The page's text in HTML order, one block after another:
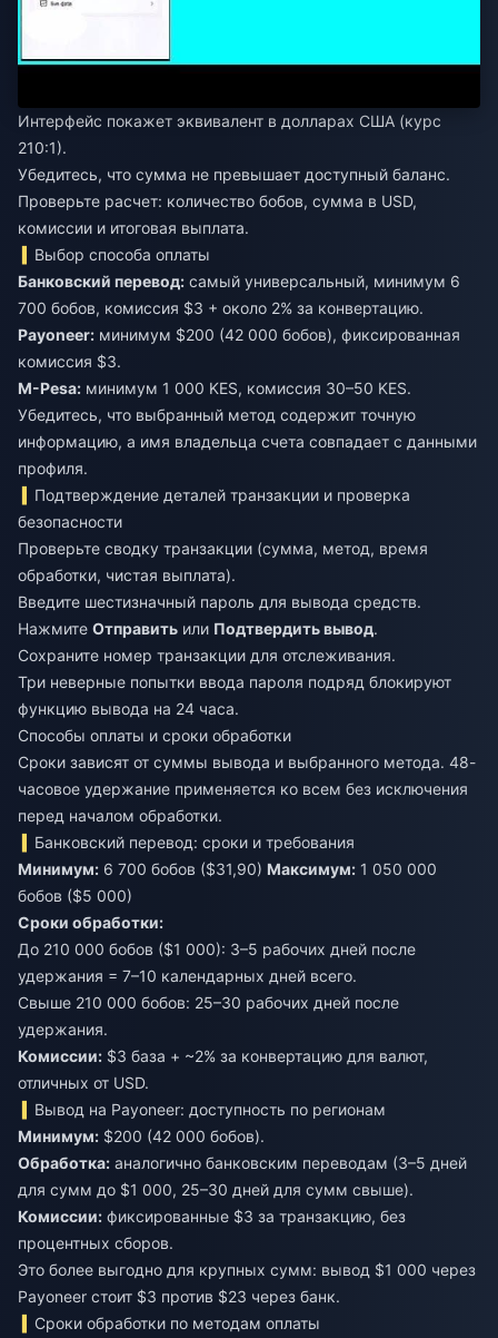
Интерфейс покажет эквивалент в долларах США (курс
210:1).
Убедитесь, что сумма не превышает доступный баланс.
Проверьте расчет: количество бобов, сумма в USD,
комиссии и итоговая выплата.
Выбор способа оплаты
Банковский перевод: самый универсальный, минимум 6
700 бобов, комиссия $3 + около 2% за конвертацию.
Payoneer: минимум $200 (42 000 бобов), фиксированная
комиссия $3.
M-Pesa: минимум 1 000 KES, комиссия 30–50 KES.
Убедитесь, что выбранный метод содержит точную
информацию, а имя владельца счета совпадает с данными
профиля.
Подтверждение деталей транзакции и проверка
безопасности
Проверьте сводку транзакции (сумма, метод, время
обработки, чистая выплата).
Введите шестизначный пароль для вывода средств.
Нажмите Отправить или Подтвердить вывод.
Сохраните номер транзакции для отслеживания.
Три неверные попытки ввода пароля подряд блокируют
функцию вывода на 24 часа.
Способы оплаты и сроки обработки
Сроки зависят от суммы вывода и выбранного метода. 48-
часовое удержание применяется ко всем без исключения
перед началом обработки.
Банковский перевод: сроки и требования
Минимум: 6 700 бобов ($31,90) Максимум: 1 050 000
бобов ($5 000)
Сроки обработки:
До 210 000 бобов ($1 000): 3–5 рабочих дней после
удержания = 7–10 календарных дней всего.
Свыше 210 000 бобов: 25–30 рабочих дней после
удержания.
Комиссии: $3 база + ~2% за конвертацию для валют,
отличных от USD.
Вывод на Payoneer: доступность по регионам
Минимум: $200 (42 000 бобов).
Обработка: аналогично банковским переводам (3–5 дней
для сумм до $1 000, 25–30 дней для сумм свыше).
Комиссии: фиксированные $3 за транзакцию, без
процентных сборов.
Это более выгодно для крупных сумм: вывод $1 000 через
Payoneer стоит $3 против $23 через банк.
Сроки обработки по методам оплаты